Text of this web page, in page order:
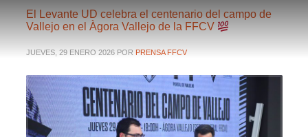
El Levante UD celebra el centenario del campo de
Vallejo en el Àgora Vallejo de la FFCV
JUEVES, 29 ENERO 2026 POR PRENSA FFCV